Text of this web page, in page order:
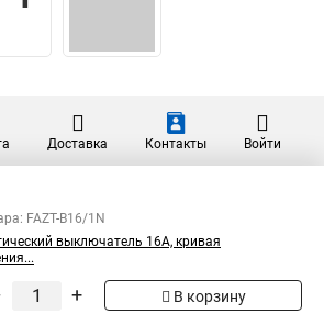
Доставка Контакты Войти
FAZT-B16/1N
выключатель 16А, кривая
+ В корзину